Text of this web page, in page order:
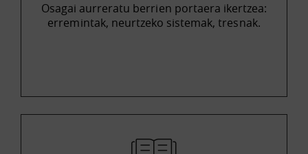
Osagai aurreratu berrien portaera ikertzea:
erremintak, neurtzeko sistemak, tresnak.